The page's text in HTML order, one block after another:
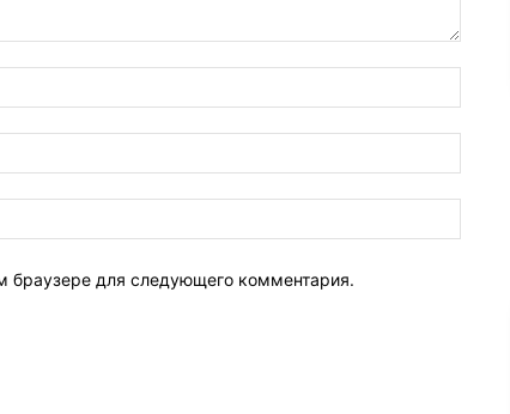
почта:*
Сайт:
браузере для следующего комментария.